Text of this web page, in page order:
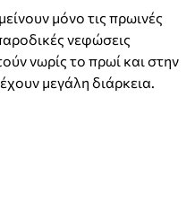
μόνο τις πρωινές
νεφώσεις
νωρίς το πρωί και στην
μεγάλη διάρκεια.